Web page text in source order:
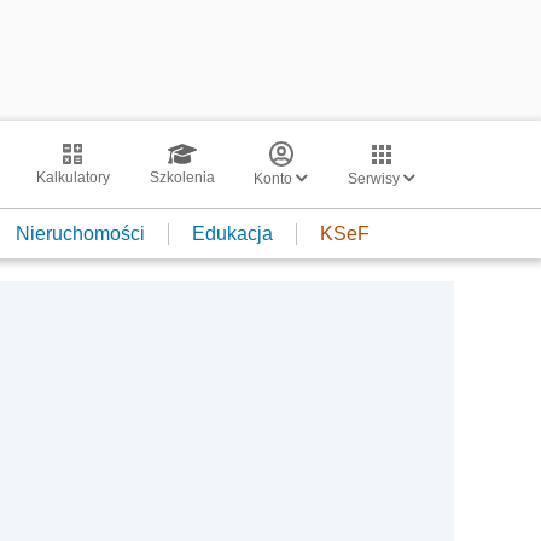
Kalkulatory Szkolenia Konto Serwisy
Nieruchomości Edukacja KSeF